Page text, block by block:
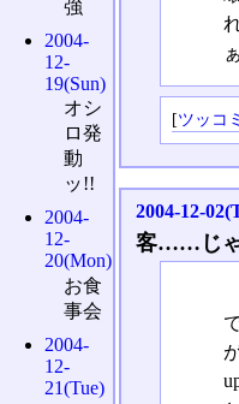
[ツッコ
2004-12-
客……じ
強
2004-
12-
19(Sun)
オシ
ロ発
動
ッ!!
2004-
12-
20(Mon)
お食
事会
2004-
12-
21(Tue)